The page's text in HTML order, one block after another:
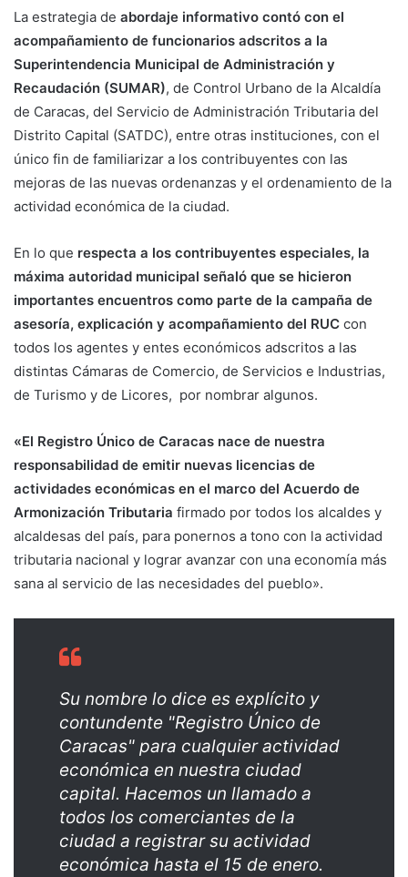
La estrategia de abordaje informativo contó con el
acompañamiento de funcionarios adscritos a la
Superintendencia Municipal de Administración y
Recaudación (SUMAR), de Control Urbano de la Alcaldía
de Caracas, del Servicio de Administración Tributaria del
Distrito Capital (SATDC), entre otras instituciones, con el
único fin de familiarizar a los contribuyentes con las
mejoras de las nuevas ordenanzas y el ordenamiento de la
actividad económica de la ciudad.
En lo que respecta a los contribuyentes especiales, la
máxima autoridad municipal señaló que se hicieron
importantes encuentros como parte de la campaña de
asesoría, explicación y acompañamiento del RUC con
todos los agentes y entes económicos adscritos a las
distintas Cámaras de Comercio, de Servicios e Industrias,
de Turismo y de Licores, por nombrar algunos.
«El Registro Único de Caracas nace de nuestra
responsabilidad de emitir nuevas licencias de
actividades económicas en el marco del Acuerdo de
Armonización Tributaria firmado por todos los alcaldes y
alcaldesas del país, para ponernos a tono con la actividad
tributaria nacional y lograr avanzar con una economía más
sana al servicio de las necesidades del pueblo».
Su nombre lo dice es explícito y
contundente "Registro Único de
Caracas" para cualquier actividad
económica en nuestra ciudad
capital. Hacemos un llamado a
todos los comerciantes de la
ciudad a registrar su actividad
económica hasta el 15 de enero.